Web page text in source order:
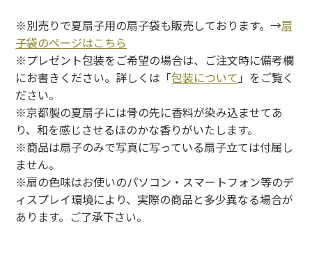
※別売りで夏扇子用の扇子袋も販売しております。→扇
子袋のページはこちら
※プレゼント包装をご希望の場合は、ご注文時に備考欄
にお書きください。詳しくは「包装について 」をご覧く
ださい。
※京都製の夏扇子には骨の先に香料が染み込ませてあ
り、和を感じさせるほのかな香りがいたします。
※商品は扇子のみで写真に写っている扇子立ては付属し
ません。
※扇の色味はお使いのパソコン・スマートフォン等のデ
ィスプレイ環境により、実際の商品と多少異なる場合が
あります。ご了承下さい。